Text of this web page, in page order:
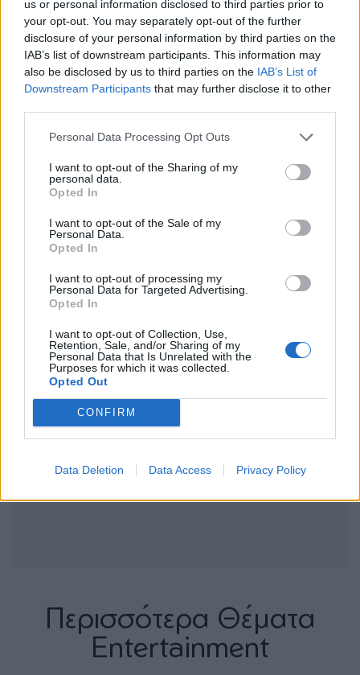
us or personal information disclosed to third parties prior to
your opt-out. You may separately opt-out of the further
disclosure of your personal information by third parties on the
IAB’s list of downstream participants. This information may
also be disclosed by us to third parties on the IAB’s List of
Downstream Participants that may further disclose it to other
Personal Data Processing Opt Outs
I want to opt-out of the Sharing of my
personal data.
Opted In
I want to opt-out of the Sale of my
Personal Data.
Opted In
I want to opt-out of processing my
Personal Data for Targeted Advertising.
Opted In
I want to opt-out of Collection, Use,
Retention, Sale, and/or Sharing of my
Personal Data that Is Unrelated with the
Purposes for which it was collected.
Opted Out
CONFIRM
Data Deletion Data Access Privacy Policy
Ακολουθήστε το Pink.gr στοGoogle Newsκαι
μάθετε πρώτοι τα πιο hot νέα.
Ακολουθήστε το Pink.gr και στοInstagram
ΔΙΑΦΗΜΙΣΗ
Περισσότερα Θέματα
Entertainment